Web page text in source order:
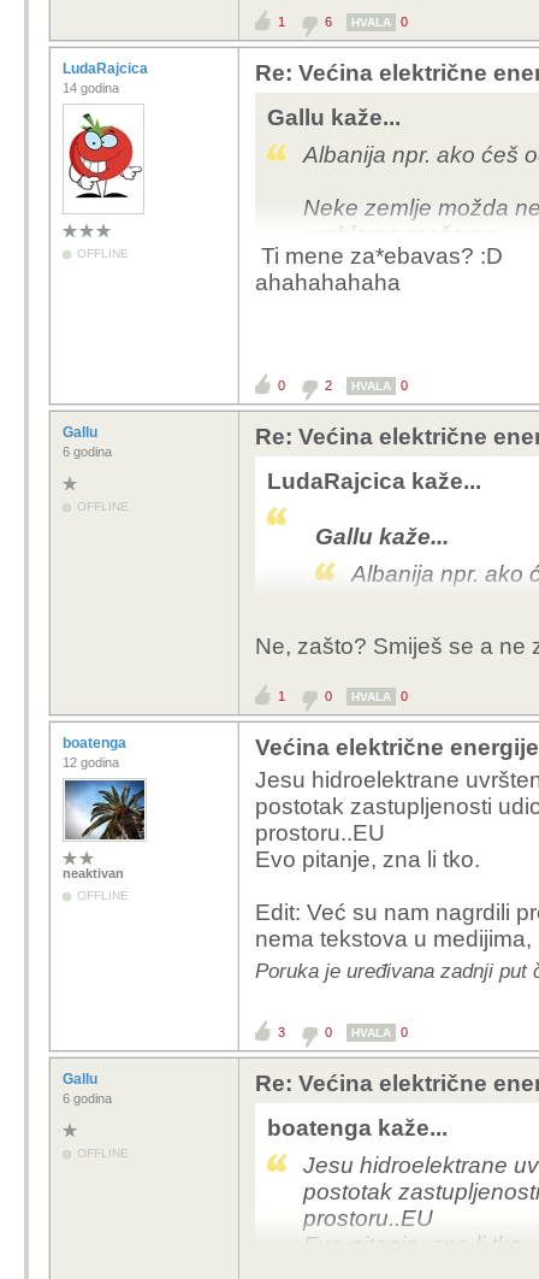
1 6 HVALA 0
LudaRajcica
14 godina
OFFLINE
Re: Većina električne
Gallu kaže...
Albanija npr. ako ćeš
Neke zemlje možda
problema možemo.
Ti mene za*ebavas? :D
ahahahahaha
0 2 HVALA 0
Gallu
6 godina
OFFLINE
Re: Većina električne
LudaRajcica kaže...
Gallu kaže...
Albanija npr. ako
bez problema
Ti mene za*ebavas?
ahahahahaha
Ne, zašto? Smiješ se a ne
1 0 HVALA 0
boatenga
12 godina
neaktivan
OFFLINE
Većina električne
Jesu hidroelektrane
postotak zastupljenosti
prostoru..EU
Evo pitanje, zna li tko.
Edit: Već su nam nagrdili
nema tekstova u
Poruka je uređivana zadnji put
3 0 HVALA 0
Gallu
6 godina
OFFLINE
Re: Većina električne
boatenga kaže...
Jesu hidroelektrane
postotak
prostoru..EU
Evo pitanje, zna li tko.